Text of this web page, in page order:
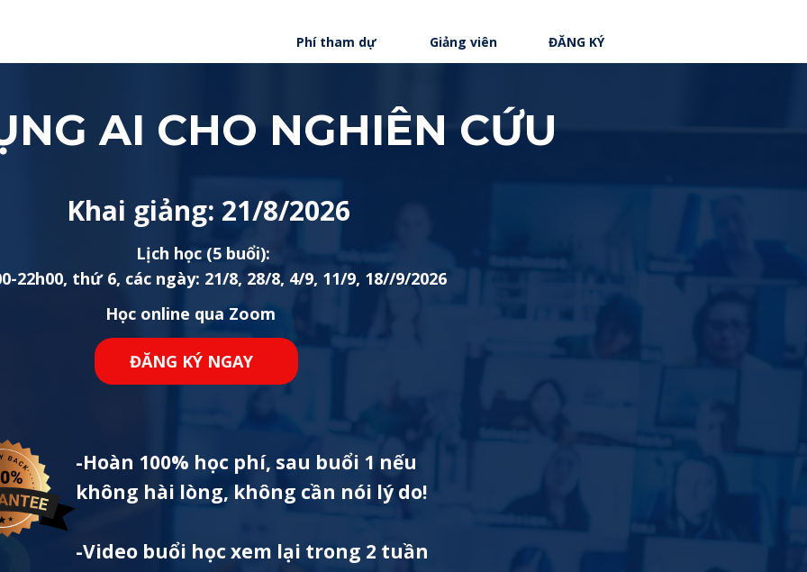
Phí tham dự Giảng viên ĐĂNG KÝ
AI CHO NGHIÊN CỨU
Khai giảng: 21/8/2026
Lịch học (5 buổi):
22h00, thứ 6, các ngày: 21/8, 28/8, 4/9, 11/9, 18//9/2026
Học online qua Zoom
ĐĂNG KÝ NGAY
-Hoàn 100% học phí, sau buổi 1 nếu
không hài lòng, không cần nói lý do!
-Video buổi học xem lại trong 2 tuần